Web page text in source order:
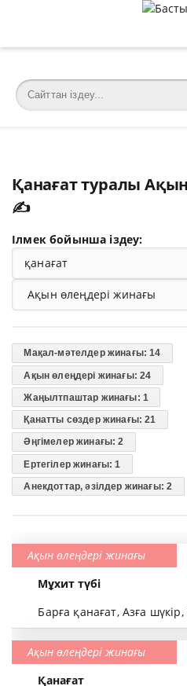
Қанағат туралы
✍️
Ілмек бойынша іздеу:
Мақал-мәтелдер жинағы: 14
Ақын өлеңдері жинағы: 24
Жаңылтпаштар жинағы: 1
Қанатты сөздер жинағы: 21
Әңгімелер жинағы: 2
Ертегілер жинағы: 1
Анекдоттар, әзілдер жинағы: 2
Ақын өлеңдері жинағы
Мұхит түбі
Барға қанағат, Азға
Ақын өлеңдері жинағы
Қанағат